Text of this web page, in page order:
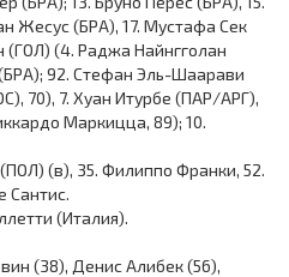
Жесус (БРА), 17. Мустафа Сек
(4. Раджа Найнгголан
92. Стефан Эль-Шаарави
70), 7. Хуан Итурбе (ПАР/АРГ),
Маркицца, 89); 10.
(в), 35. Филиппо Франки, 52.
Сантис.
(Италия).
(38), Денис Алибек (56),